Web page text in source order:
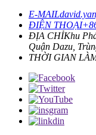
E-MAIL
ĐIỆN THOẠI
ĐỊA CHỈKhu
Quận Dazu,
THỜI GIAN